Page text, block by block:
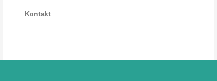
Kontakt